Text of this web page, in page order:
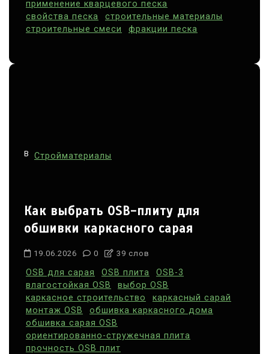
применение кварцевого песка
свойства песка
строительные материалы
строительные смеси
фракции песка
В Стройматериалы
Как выбрать OSB-плиту для
обшивки каркасного сарая
19.06.2026 0 39 слов
OSB для сарая OSB плита
OSB-3
влагостойкая OSB
выбор OSB
каркасное строительство
каркасный сарай
монтаж OSB
обшивка каркасного дома
обшивка сарая OSB
ориентированно-стружечная плита
прочность OSB плит